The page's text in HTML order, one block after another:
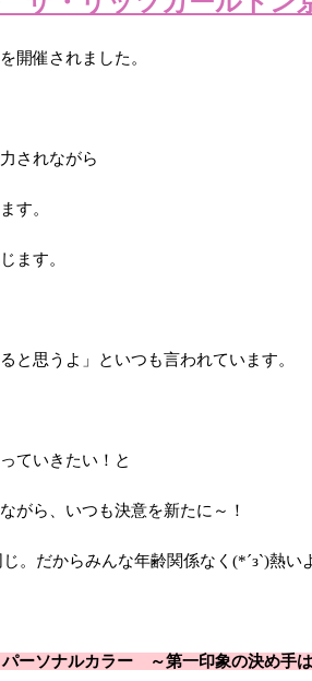
開催されました。
されながら
す。
ます。
と思うよ」といつも言われています。
ていきたい！と
がら、いつも決意を新たに～！
。だからみんな年齢関係なく(*´з`)熱い
パーソナルカラー ～第一印象の決め手は